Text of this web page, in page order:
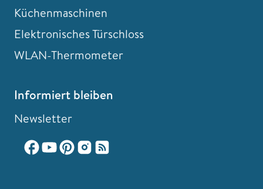
Küchenmaschinen
Elektronisches Türschloss
WLAN-Thermometer
Informiert bleiben
Newsletter